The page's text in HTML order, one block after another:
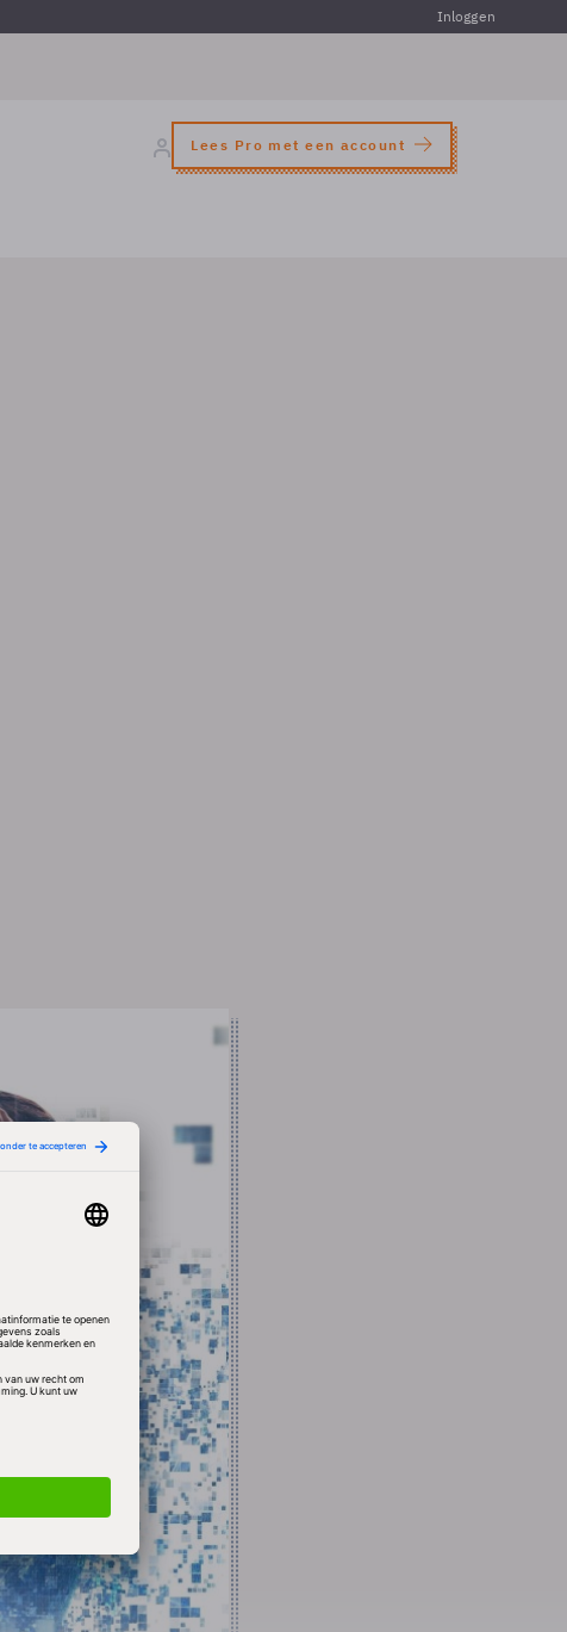
Inloggen
Lees Pro met een account